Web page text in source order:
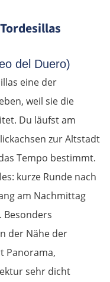
del Duero)
eine der
weil sie die
Du läufst am
zur Altstadt
Tempo bestimmt.
kurze Runde nach
am Nachmittag
Besonders
der Nähe der
Panorama,
sehr dicht